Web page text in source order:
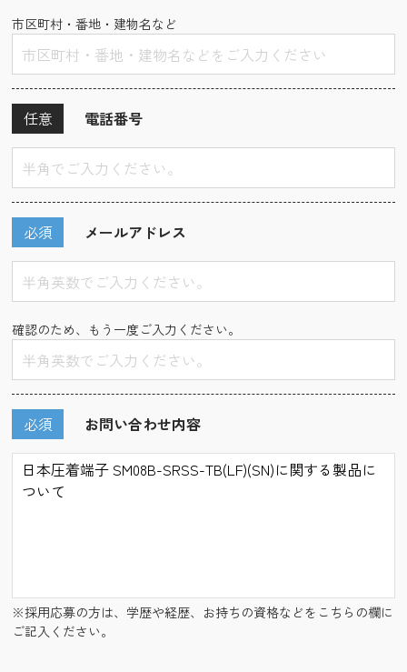
市区町村・番地・建物名など
電話番号
任意
メールアドレス
必須
確認のため、もう一度ご入力ください。
お問い合わせ内容
必須
※採用応募の方は、学歴や経歴、お持ちの資格などをこちらの欄に
ご記入ください。